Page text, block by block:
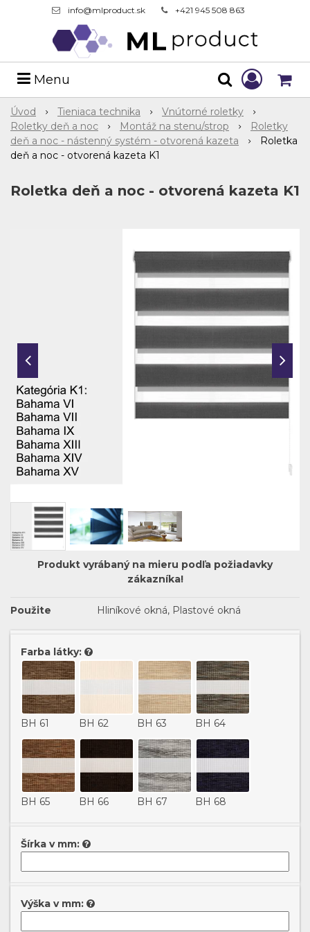
info@mlproduct.sk +421 945 508 863
Menu
Úvod Tieniaca technika
Vnútorné roletky
Roletky deň a noc
Montáž na stenu/strop
Roletky
deň a noc - nástenný systém - otvorená kazeta
Roletka
deň a noc - otvorená kazeta K1
Roletka deň a noc - otvorená kazeta K1
Farba látky:
BH 61 BH 62 BH 63 BH 64
BH 65 BH 66 BH 67 BH 68
Šírka v mm:
Výška v mm:
Produkt vyrábaný na mieru podľa požiadavky
zákazníka!
Použite Hliníkové okná, Plastové okná